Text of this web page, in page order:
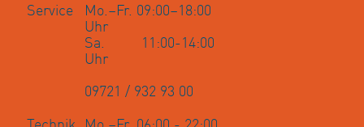
Service
Mo.–Fr. 09:00–18:00
Uhr
Sa. 11:00-14:00
Uhr
09721 / 932 93 00